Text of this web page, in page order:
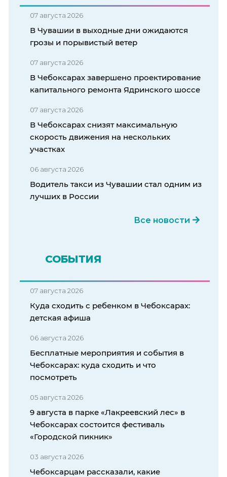
07 августа 2026
В Чувашии в выходные дни ожидаются
грозы и порывистый ветер
07 августа 2026
В Чебоксарах завершено проектирование
капитального ремонта Ядринского шоссе
07 августа 2026
В Чебоксарах снизят максимальную
скорость движения на нескольких
участках
06 августа 2026
Водитель такси из Чувашии стал одним из
лучших в России
Все новости
СОБЫТИЯ
07 августа 2026
Куда сходить с ребенком в Чебоксарах:
детская афиша
06 августа 2026
Бесплатные мероприятия и события в
Чебоксарах: куда сходить и что
посмотреть
05 августа 2026
9 августа в парке «Лакреевский лес» в
Чебоксарах состоится фестиваль
«Городской пикник»
03 августа 2026
Чебоксарцам рассказали, какие